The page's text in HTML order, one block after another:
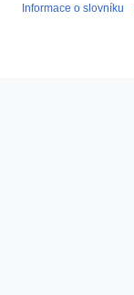
Informace o slovníku